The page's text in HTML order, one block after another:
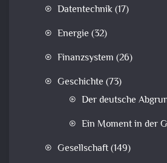
Datentechnik(17)
Energie (32)
Finanzsystem (26)
Geschichte (73)
Der deutsche
Ein Moment in der
Gesellschaft(149)